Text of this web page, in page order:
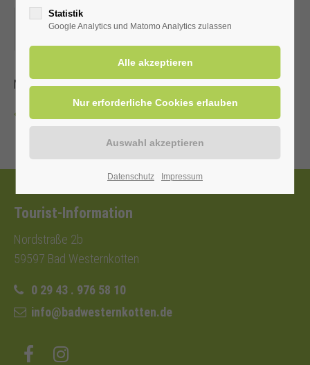
28.04.2026, 15:00
Mit Kur-/Einwohnerkarte frei, ohne 3,00 €
Zurück
Tourist-Information
Nordstraße 2b
59597 Bad Westernkotten
0 29 43 . 976 58 10
info@badwesternkotten.de
Statistik
Google Analytics und Matomo Analytics zulassen
Datenschutz Impressum